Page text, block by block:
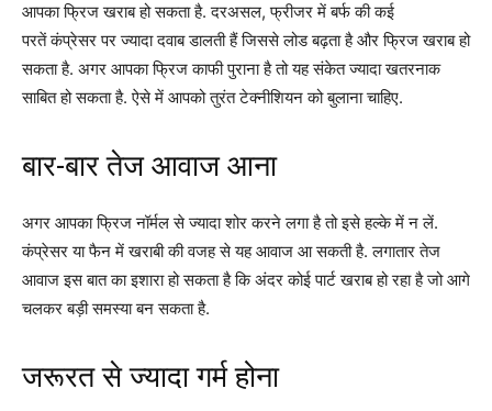
आपका फ्रिज खराब हो सकता है. दरअसल, फ्रीजर में बर्फ की कई
परतें कंप्रेसर पर ज्यादा दवाब डालती हैं जिससे लोड बढ़ता है और फ्रिज खराब हो
सकता है. अगर आपका फ्रिज काफी पुराना है तो यह संकेत ज्यादा खतरनाक
साबित हो सकता है. ऐसे में आपको तुरंत टेक्नीशियन को बुलाना चाहिए.
बार-बार तेज आवाज आना
अगर आपका फ्रिज नॉर्मल से ज्यादा शोर करने लगा है तो इसे हल्के में न लें.
कंप्रेसर या फैन में खराबी की वजह से यह आवाज आ सकती है. लगातार तेज
आवाज इस बात का इशारा हो सकता है कि अंदर कोई पार्ट खराब हो रहा है जो आगे
चलकर बड़ी समस्या बन सकता है.
जरूरत से ज्यादा गर्म होना